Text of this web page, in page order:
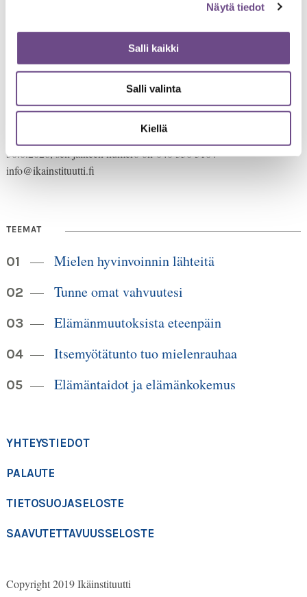
Näytä tiedot
Salli kaikki
Salli valinta
Kiellä
Jämsänkatu 2
Lankanumeron käyttö loppuu
30.6.2026, sen jälkeen numero on 040 350 3104
info@ikainstituutti.fi
TEEMAT
Mielen hyvinvoinnin lähteitä
Tunne omat vahvuutesi
Elämänmuutoksista eteenpäin
Itsemyötätunto tuo mielenrauhaa
Elämäntaidot ja elämänkokemus
YHTEYSTIEDOT
PALAUTE
TIETOSUOJASELOSTE
SAAVUTETTAVUUSSELOSTE
Copyright 2019 Ikäinstituutti